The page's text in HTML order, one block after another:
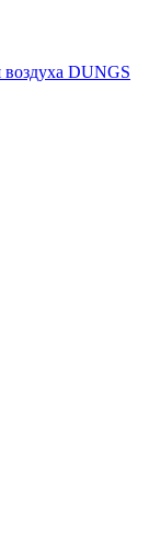
воздуха DUNGS